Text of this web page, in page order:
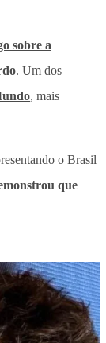
sobre a
. Um dos
, mais
o Brasil
que